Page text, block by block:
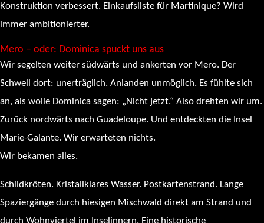
Konstruktion verbessert. Einkaufsliste für Martinique? Wird
immer ambitionierter.
Mero – oder: Dominica spuckt uns aus
Wir segelten weiter südwärts und ankerten vor Mero. Der
Schwell dort: unerträglich. Anlanden unmöglich. Es fühlte sich
an, als wolle Dominica sagen: „Nicht jetzt.“ Also drehten wir um.
Zurück nordwärts nach Guadeloupe. Und entdeckten die Insel
Marie-Galante. Wir erwarteten nichts.
Wir bekamen alles.
Schildkröten. Kristallklares Wasser. Postkartenstrand. Lange
Spaziergänge durch hiesigen Mischwald direkt am Strand und
durch Wohnviertel im Inselinnern. Eine historische